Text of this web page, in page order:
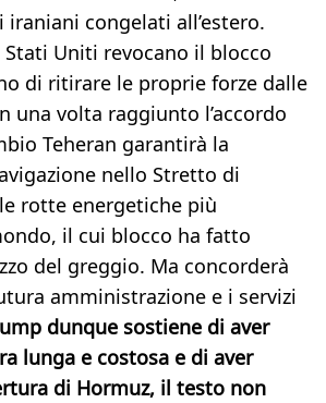
congelati all’estero.
Uniti revocano il blocco
di ritirare le proprie forze dalle
una volta raggiunto l’accordo
Teheran garantirà la
nello Stretto di
rotte energetiche più
il cui blocco ha fatto
del greggio. Ma concorderà
amministrazione e i servizi
dunque sostiene di aver
lunga e costosa e di aver
di Hormuz, il testo non